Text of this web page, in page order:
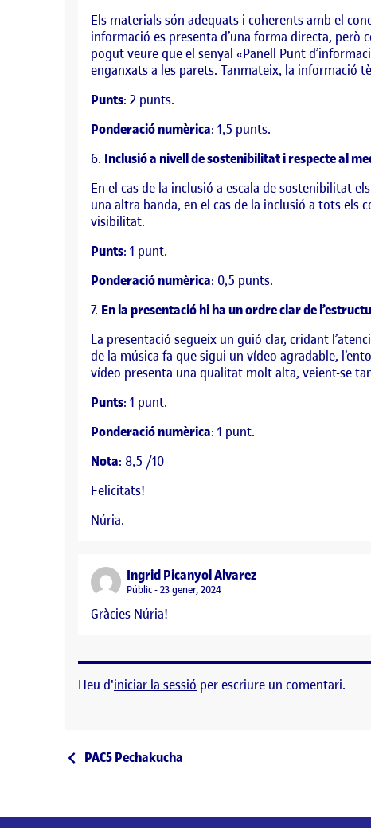
Els materials són adequats i coherents amb el
informació es presenta d’una forma directa, però
pogut veure que el senyal «Panell Punt
enganxats a les parets. Tanmateix, la informació
Punts: 2 punts.
Ponderació numèrica: 1,5 punts.
6. Inclusió a nivell de sostenibilitat i respecte al
En el cas de la inclusió a escala de sostenibilitat
una altra banda, en el cas de la inclusió a tots els
visibilitat.
Punts: 1 punt.
Ponderació numèrica: 0,5 punts.
7. En la presentació hi ha un ordre clar de
La presentació segueix un guió clar, cridant
de la música fa que sigui un vídeo agradable,
vídeo presenta una qualitat molt alta, veient-se
Punts: 1 punt.
Ponderació numèrica: 1 punt.
Nota: 8,5 /10
Felicitats!
Núria.
Ingrid Picanyol Alvarezsays:
Visibilitat:
Públic 23 gener, 2024
Gràcies Núria!
Heu d'iniciar la sessió per escriure un comentari.
Navegació d'entrades
Entrada anterior
PAC5 Pechakucha